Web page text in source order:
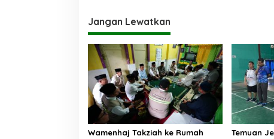
Jangan Lewatkan
Wamenhaj Takziah ke Rumah
Temuan